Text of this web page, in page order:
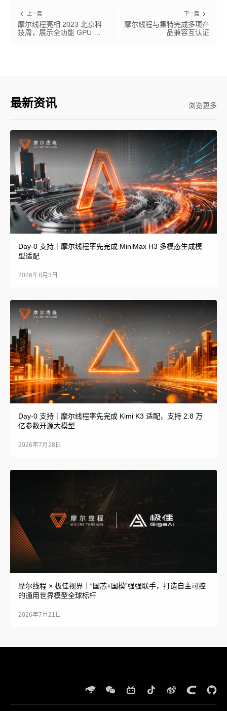
上一篇
摩尔线程亮相 2023 北京科
技周，展示全功能 GPU 助
下一篇
摩尔线程与集特完成多项产
品兼容互认证
最新资讯 浏览更多
Day-0 支持｜摩尔线程率先完成 MiniMax H3 多模态生成模
型适配
2026年8月3日
Day-0 支持｜摩尔线程率先完成 Kimi K3 适配，支持 2.8 万
亿参数开源大模型
2026年7月28日
摩尔线程 × 极佳视界｜“国芯+国模”强强联手，打造自主可控
的通用世界模型全球标杆
2026年7月21日